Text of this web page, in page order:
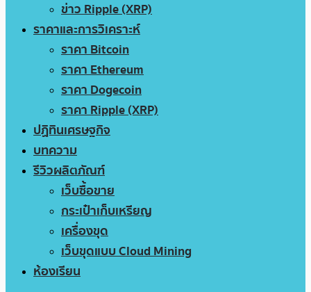
ข่าว Ripple (XRP)
ราคาและการวิเคราะห์
ราคา Bitcoin
ราคา Ethereum
ราคา Dogecoin
ราคา Ripple (XRP)
ปฏิทินเศรษฐกิจ
บทความ
รีวิวผลิตภัณฑ์
เว็บซื้อขาย
กระเป๋าเก็บเหรียญ
เครื่องขุด
เว็บขุดแบบ Cloud Mining
ห้องเรียน